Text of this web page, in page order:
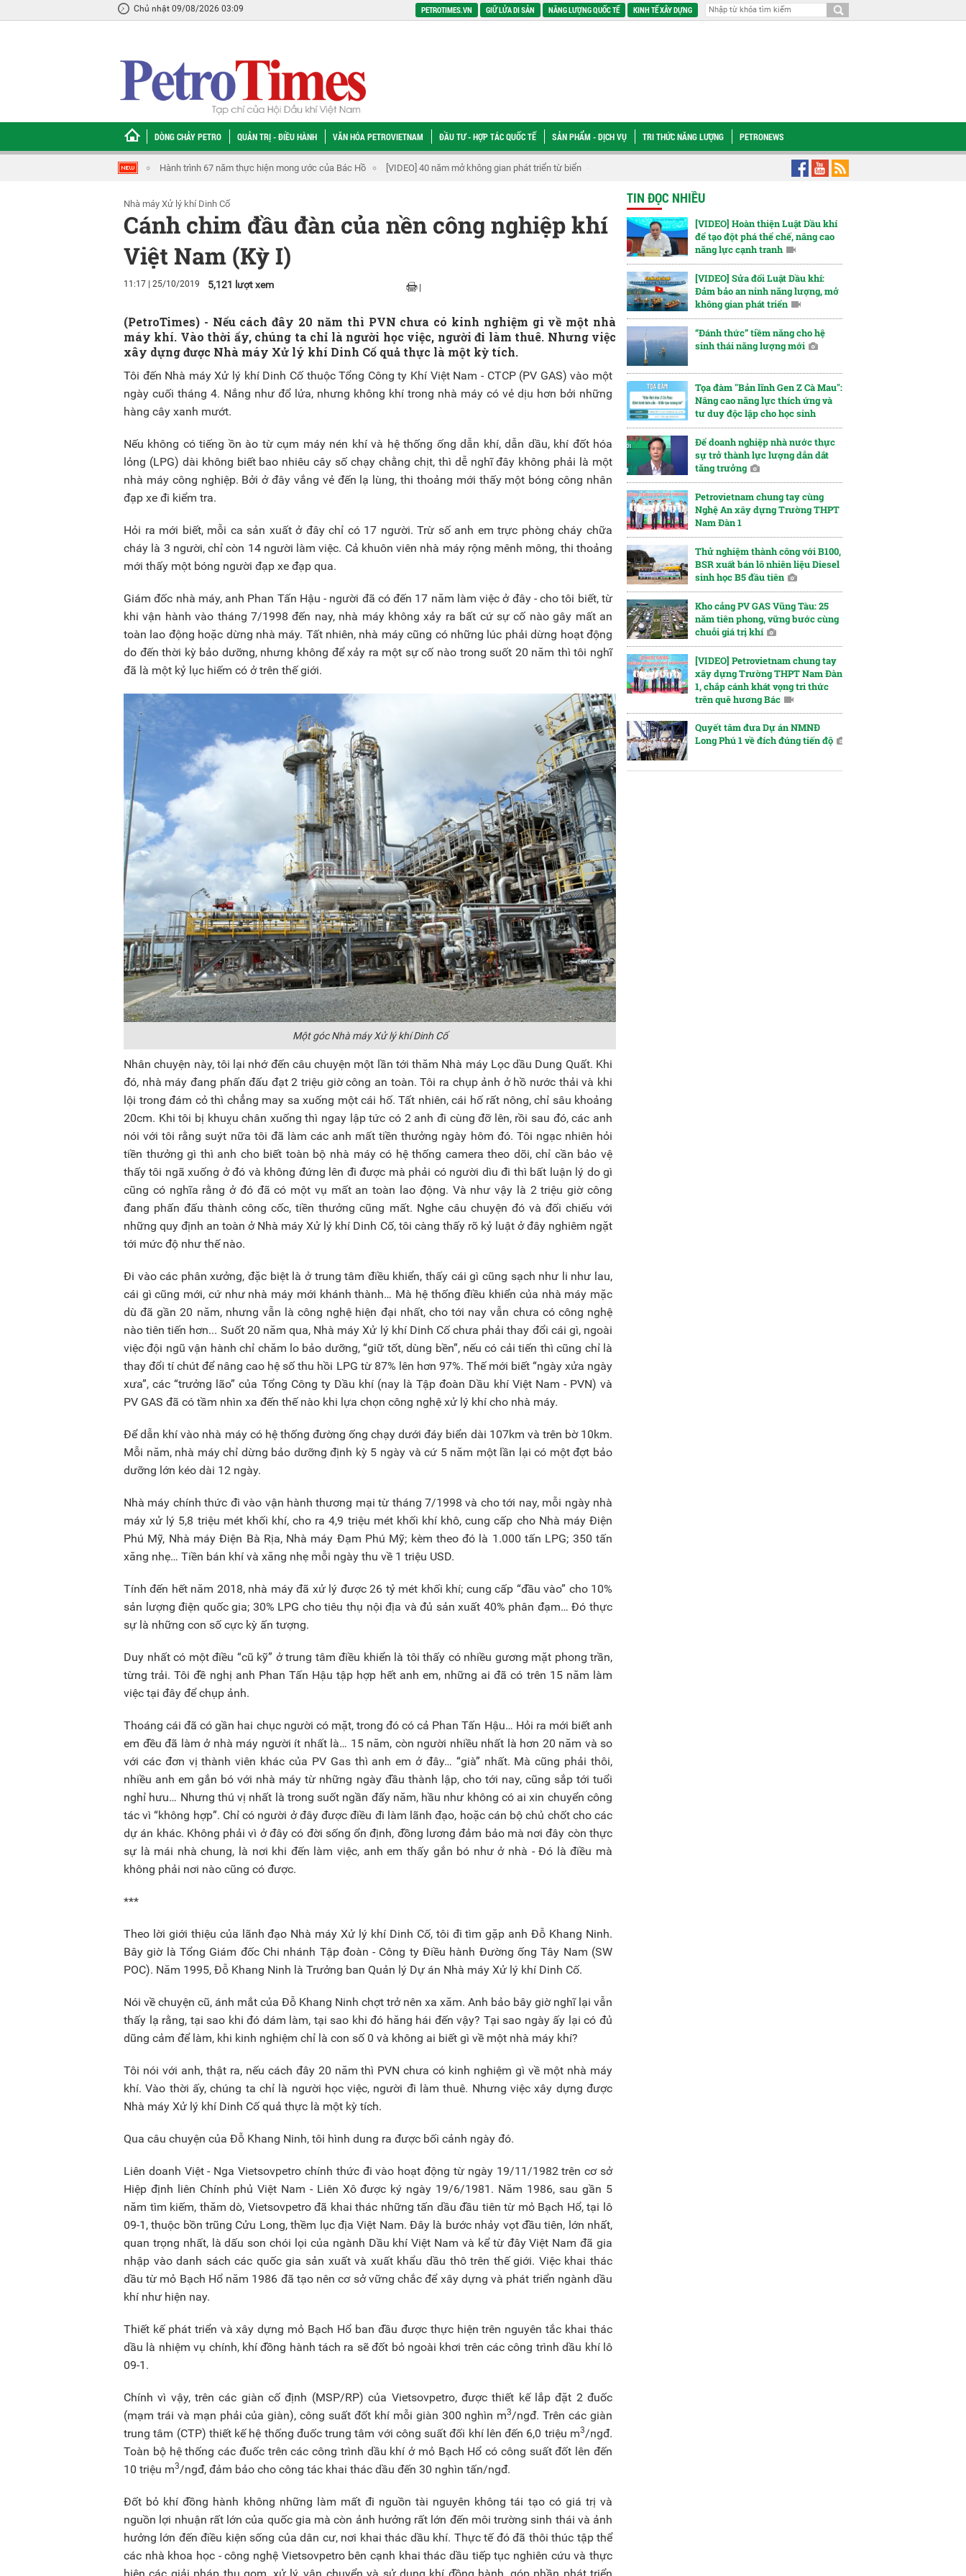
Chủ nhật 09/08/2026 03:09 PETROTIMES.VN GIỮ LỬA DI SẢN NĂNG LƯỢNG QUỐC TẾ KINH TẾ XÂY DỰNG
DÒNG CHẢY PETRO QUẢN TRỊ - ĐIỀU HÀNH VĂN HÓA PETROVIETNAM ĐẦU TƯ - HỢP TÁC QUỐC TẾ SẢN PHẨM - DỊCH VỤ TRI THỨC NĂNG LƯỢNG PETRONEWS
[VIDEO] 40 năm mở không gian phát triển từ biển [VIDEO] Chuyện về tấn dầu thô đầu tiên của Việt Nam Từ khát vọng tìm lửa đến nền móng cho một ngành công nghiệp - năng lượng chiến lược Hợp tác về dầu khí giữa Việt
Nhà máy Xử lý khí Dinh Cố
Cánh chim đầu đàn của nền công nghiệp khí
Việt Nam (Kỳ I)
11:17 | 25/10/2019 5,121 lượt xem |
(PetroTimes) - Nếu cách đây 20 năm thì PVN chưa có kinh nghiệm gì về một nhà
máy khí. Vào thời ấy, chúng ta chỉ là người học việc, người đi làm thuê. Nhưng việc
xây dựng được Nhà máy Xử lý khí Dinh Cố quả thực là một kỳ tích.
Tôi đến Nhà máy Xử lý khí Dinh Cố thuộc Tổng Công ty Khí Việt Nam - CTCP (PV GAS) vào một
ngày cuối tháng 4. Nắng như đổ lửa, nhưng không khí trong nhà máy có vẻ dịu hơn bởi những
hàng cây xanh mướt.
Nếu không có tiếng ồn ào từ cụm máy nén khí và hệ thống ống dẫn khí, dẫn dầu, khí đốt hóa
lỏng (LPG) dài không biết bao nhiêu cây số chạy chằng chịt, thì dễ nghĩ đây không phải là một
nhà máy công nghiệp. Bởi ở đây vắng vẻ đến lạ lùng, thi thoảng mới thấy một bóng công nhân
đạp xe đi kiểm tra.
Hỏi ra mới biết, mỗi ca sản xuất ở đây chỉ có 17 người. Trừ số anh em trực phòng cháy chữa
cháy là 3 người, chỉ còn 14 người làm việc. Cả khuôn viên nhà máy rộng mênh mông, thi thoảng
mới thấy một bóng người đạp xe đạp qua.
Giám đốc nhà máy, anh Phan Tấn Hậu - người đã có đến 17 năm làm việc ở đây - cho tôi biết, từ
khi vận hành vào tháng 7/1998 đến nay, nhà máy không xảy ra bất cứ sự cố nào gây mất an
toàn lao động hoặc dừng nhà máy. Tất nhiên, nhà máy cũng có những lúc phải dừng hoạt động
do đến thời kỳ bảo dưỡng, nhưng không để xảy ra một sự cố nào trong suốt 20 năm thì tôi nghĩ
đã là một kỷ lục hiếm có ở trên thế giới.
Một góc Nhà máy Xử lý khí Dinh Cố
Nhân chuyện này, tôi lại nhớ đến câu chuyện một lần tới thăm Nhà máy Lọc dầu Dung Quất. Khi
đó, nhà máy đang phấn đấu đạt 2 triệu giờ công an toàn. Tôi ra chụp ảnh ở hồ nước thải và khi
lội trong đám cỏ thì chẳng may sa xuống một cái hố. Tất nhiên, cái hố rất nông, chỉ sâu khoảng
20cm. Khi tôi bị khuỵu chân xuống thì ngay lập tức có 2 anh đi cùng đỡ lên, rồi sau đó, các anh
nói với tôi rằng suýt nữa tôi đã làm các anh mất tiền thưởng ngày hôm đó. Tôi ngạc nhiên hỏi
tiền thưởng gì thì anh cho biết toàn bộ nhà máy có hệ thống camera theo dõi, chỉ cần bảo vệ
thấy tôi ngã xuống ở đó và không đứng lên đi được mà phải có người dìu đi thì bất luận lý do gì
cũng có nghĩa rằng ở đó đã có một vụ mất an toàn lao động. Và như vậy là 2 triệu giờ công
đang phấn đấu thành công cốc, tiền thưởng cũng mất. Nghe câu chuyện đó và đối chiếu với
những quy định an toàn ở Nhà máy Xử lý khí Dinh Cố, tôi càng thấy rõ kỷ luật ở đây nghiêm ngặt
tới mức độ như thế nào.
Đi vào các phân xưởng, đặc biệt là ở trung tâm điều khiển, thấy cái gì cũng sạch như li như lau,
cái gì cũng mới, cứ như nhà máy mới khánh thành… Mà hệ thống điều khiển của nhà máy mặc
dù đã gần 20 năm, nhưng vẫn là công nghệ hiện đại nhất, cho tới nay vẫn chưa có công nghệ
nào tiên tiến hơn... Suốt 20 năm qua, Nhà máy Xử lý khí Dinh Cố chưa phải thay đổi cái gì, ngoài
việc đội ngũ vận hành chỉ chăm lo bảo dưỡng, “giữ tốt, dùng bền”, nếu có cải tiến thì cũng chỉ là
thay đổi tí chút để nâng cao hệ số thu hồi LPG từ 87% lên hơn 97%. Thế mới biết “ngày xửa ngày
xưa”, các “trưởng lão” của Tổng Công ty Dầu khí (nay là Tập đoàn Dầu khí Việt Nam - PVN) và
PV GAS đã có tầm nhìn xa đến thế nào khi lựa chọn công nghệ xử lý khí cho nhà máy.
Để dẫn khí vào nhà máy có hệ thống đường ống chạy dưới đáy biển dài 107km và trên bờ 10km.
Mỗi năm, nhà máy chỉ dừng bảo dưỡng định kỳ 5 ngày và cứ 5 năm một lần lại có một đợt bảo
dưỡng lớn kéo dài 12 ngày.
Nhà máy chính thức đi vào vận hành thương mại từ tháng 7/1998 và cho tới nay, mỗi ngày nhà
máy xử lý 5,8 triệu mét khối khí, cho ra 4,9 triệu mét khối khí khô, cung cấp cho Nhà máy Điện
Phú Mỹ, Nhà máy Điện Bà Rịa, Nhà máy Đạm Phú Mỹ; kèm theo đó là 1.000 tấn LPG; 350 tấn
xăng nhẹ… Tiền bán khí và xăng nhẹ mỗi ngày thu về 1 triệu USD.
Tính đến hết năm 2018, nhà máy đã xử lý được 26 tỷ mét khối khí; cung cấp “đầu vào” cho 10%
sản lượng điện quốc gia; 30% LPG cho tiêu thụ nội địa và đủ sản xuất 40% phân đạm… Đó thực
sự là những con số cực kỳ ấn tượng.
Duy nhất có một điều “cũ kỹ” ở trung tâm điều khiển là tôi thấy có nhiều gương mặt phong trần,
từng trải. Tôi đề nghị anh Phan Tấn Hậu tập hợp hết anh em, những ai đã có trên 15 năm làm
việc tại đây để chụp ảnh.
Thoáng cái đã có gần hai chục người có mặt, trong đó có cả Phan Tấn Hậu… Hỏi ra mới biết anh
em đều đã làm ở nhà máy người ít nhất là… 15 năm, còn người nhiều nhất là hơn 20 năm và so
với các đơn vị thành viên khác của PV Gas thì anh em ở đây… “già” nhất. Mà cũng phải thôi,
nhiều anh em gắn bó với nhà máy từ những ngày đầu thành lập, cho tới nay, cũng sắp tới tuổi
nghỉ hưu… Nhưng thú vị nhất là trong suốt ngần đấy năm, hầu như không có ai xin chuyển công
tác vì “không hợp”. Chỉ có người ở đây được điều đi làm lãnh đạo, hoặc cán bộ chủ chốt cho các
dự án khác. Không phải vì ở đây có đời sống ổn định, đồng lương đảm bảo mà nơi đây còn thực
sự là mái nhà chung, là nơi khi đến làm việc, anh em thấy gắn bó như ở nhà - Đó là điều mà
không phải nơi nào cũng có được.
***
Theo lời giới thiệu của lãnh đạo Nhà máy Xử lý khí Dinh Cố, tôi đi tìm gặp anh Đỗ Khang Ninh.
Bây giờ là Tổng Giám đốc Chi nhánh Tập đoàn - Công ty Điều hành Đường ống Tây Nam (SW
POC). Năm 1995, Đỗ Khang Ninh là Trưởng ban Quản lý Dự án Nhà máy Xử lý khí Dinh Cố.
Nói về chuyện cũ, ánh mắt của Đỗ Khang Ninh chợt trở nên xa xăm. Anh bảo bây giờ nghĩ lại vẫn
thấy lạ rằng, tại sao khi đó dám làm, tại sao khi đó hăng hái đến vậy? Tại sao ngày ấy lại có đủ
dũng cảm để làm, khi kinh nghiệm chỉ là con số 0 và không ai biết gì về một nhà máy khí?
Tôi nói với anh, thật ra, nếu cách đây 20 năm thì PVN chưa có kinh nghiệm gì về một nhà máy
khí. Vào thời ấy, chúng ta chỉ là người học việc, người đi làm thuê. Nhưng việc xây dựng được
Nhà máy Xử lý khí Dinh Cố quả thực là một kỳ tích.
Qua câu chuyện của Đỗ Khang Ninh, tôi hình dung ra được bối cảnh ngày đó.
Liên doanh Việt - Nga Vietsovpetro chính thức đi vào hoạt động từ ngày 19/11/1982 trên cơ sở
Hiệp định liên Chính phủ Việt Nam - Liên Xô được ký ngày 19/6/1981. Năm 1986, sau gần 5
năm tìm kiếm, thăm dò, Vietsovpetro đã khai thác những tấn dầu đầu tiên từ mỏ Bạch Hổ, tại lô
09-1, thuộc bồn trũng Cửu Long, thềm lục địa Việt Nam. Đây là bước nhảy vọt đầu tiên, lớn nhất,
quan trọng nhất, là dấu son chói lọi của ngành Dầu khí Việt Nam và kể từ đây Việt Nam đã gia
nhập vào danh sách các quốc gia sản xuất và xuất khẩu dầu thô trên thế giới. Việc khai thác
dầu từ mỏ Bạch Hổ năm 1986 đã tạo nên cơ sở vững chắc để xây dựng và phát triển ngành dầu
khí như hiện nay.
Thiết kế phát triển và xây dựng mỏ Bạch Hổ ban đầu được thực hiện trên nguyên tắc khai thác
dầu là nhiệm vụ chính, khí đồng hành tách ra sẽ đốt bỏ ngoài khơi trên các công trình dầu khí lô
09-1.
Chính vì vậy, trên các giàn cố định (MSP/RP) của Vietsovpetro, được thiết kế lắp đặt 2 đuốc
(mạm trái và mạn phải của giàn), công suất đốt khí mỗi giàn 300 nghìn m3/ngđ. Trên các giàn
trung tâm (CTP) thiết kế hệ thống đuốc trung tâm với công suất đối khí lên đến 6,0 triệu m3/ngđ.
Toàn bộ hệ thống các đuốc trên các công trình dầu khí ở mỏ Bạch Hổ có công suất đốt lên đến
10 triệu m3/ngđ, đảm bảo cho công tác khai thác dầu đến 30 nghìn tấn/ngđ.
Đốt bỏ khí đồng hành không những làm mất đi nguồn tài nguyên không tái tạo có giá trị và
nguồn lợi nhuận rất lớn của quốc gia mà còn ảnh hưởng rất lớn đến môi trường sinh thái và ảnh
hưởng lớn đến điều kiện sống của dân cư, nơi khai thác dầu khí. Thực tế đó đã thôi thúc tập thể
các nhà khoa học - công nghệ Vietsovpetro bên cạnh khai thác dầu tiếp tục nghiên cứu và thực
TIN ĐỌC NHIỀU
[VIDEO] Hoàn thiện Luật Dầu khí
để tạo đột phá thể chế, nâng cao
năng lực cạnh tranh
[VIDEO] Sửa đổi Luật Dầu khí:
Đảm bảo an ninh năng lượng, mở
không gian phát triển
“Đánh thức” tiềm năng cho hệ
sinh thái năng lượng mới
Tọa đàm "Bản lĩnh Gen Z Cà Mau":
Nâng cao năng lực thích ứng và
tư duy độc lập cho học sinh
Để doanh nghiệp nhà nước thực
sự trở thành lực lượng dẫn dắt
tăng trưởng
Petrovietnam chung tay cùng
Nghệ An xây dựng Trường THPT
Nam Đàn 1
Thử nghiệm thành công với B100,
BSR xuất bán lô nhiên liệu Diesel
sinh học B5 đầu tiên
Kho cảng PV GAS Vũng Tàu: 25
năm tiên phong, vững bước cùng
chuỗi giá trị khí
[VIDEO] Petrovietnam chung tay
xây dựng Trường THPT Nam Đàn
1, chắp cánh khát vọng tri thức
trên quê hương Bác
Quyết tâm đưa Dự án NMNĐ
Long Phú 1 về đích đúng tiến độ